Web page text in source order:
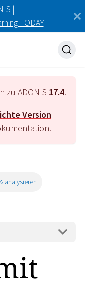
|
TODAY
zu ADONIS 17.4.
Version
analysieren